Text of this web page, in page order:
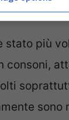
i
stato più
consoni,
sono